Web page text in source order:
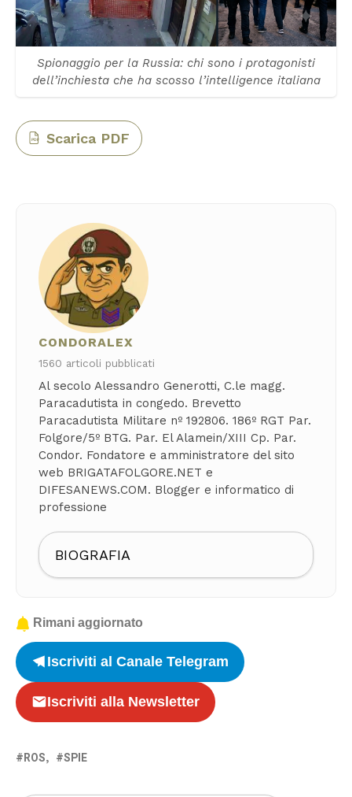
Spionaggio per la Russia: chi sono i protagonisti
dell’inchiesta che ha scosso l’intelligence italiana
PDF Scarica PDF
CONDORALEX
1560 articoli pubblicati
Al secolo Alessandro Generotti, C.le magg.
Paracadutista in congedo. Brevetto
Paracadutista Militare nº 192806. 186º RGT Par.
Folgore/5º BTG. Par. El Alamein/XIII Cp. Par.
Condor. Fondatore e amministratore del sito
web BRIGATAFOLGORE.NET e
DIFESANEWS.COM. Blogger e informatico di
professione
BIOGRAFIA
Rimani aggiornato
Iscriviti al Canale Telegram
Iscriviti alla Newsletter
ROS SPIE